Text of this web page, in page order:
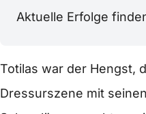
Aktuelle Erfolge
Totilas war der Hengst,
Dressurszene mit